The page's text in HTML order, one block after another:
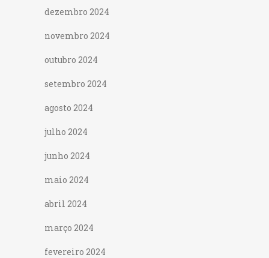
dezembro 2024
novembro 2024
outubro 2024
setembro 2024
agosto 2024
julho 2024
junho 2024
maio 2024
abril 2024
março 2024
fevereiro 2024